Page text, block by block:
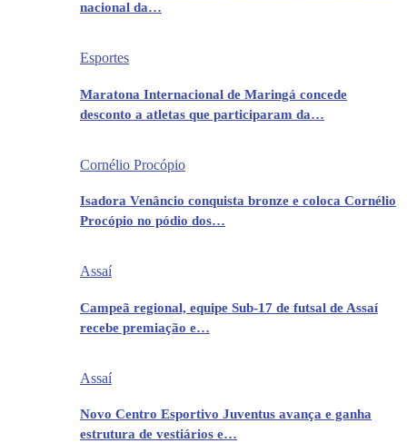
nacional da…
Esportes
Maratona Internacional de Maringá concede
desconto a atletas que participaram da…
Cornélio Procópio
Isadora Venâncio conquista bronze e coloca Cornélio
Procópio no pódio dos…
Assaí
Campeã regional, equipe Sub-17 de futsal de Assaí
recebe premiação e…
Assaí
Novo Centro Esportivo Juventus avança e ganha
estrutura de vestiários e…